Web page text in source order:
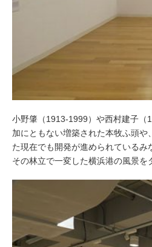
小野肇（1913-1999）や西村建子（
加にともない増築された本牧ふ頭
た現在でも開発が進められている
その林立で一変した横浜港の風景